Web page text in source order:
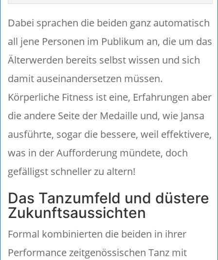
Dabei sprachen die beiden ganz automatisch
all jene Personen im Publikum an, die um das
Älterwerden bereits selbst wissen und sich
damit auseinandersetzen müssen.
Körperliche Fitness ist eine, Erfahrungen aber
die andere Seite der Medaille und, wie Jansa
ausführte, sogar die bessere, weil effektivere,
was in der Aufforderung mündete, doch
gefälligst schneller zu altern!
Das Tanzumfeld und düstere
Zukunftsaussichten
Formal kombinierten die beiden in ihrer
Performance zeitgenössischen Tanz mit